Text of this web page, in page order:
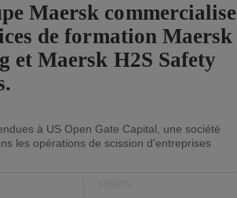
Maersk commercialise
de formation Maersk
et Maersk H2S Safety
à US Open Gate Capital, une société
les opérations de scission d'entreprises